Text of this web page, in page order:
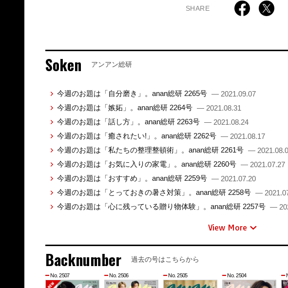
SHARE
Soken アンアン総研
今週のお題は「自分磨き」。anan総研 2265号 — 2021.09.07
今週のお題は「嫉妬」。anan総研 2264号 — 2021.08.31
今週のお題は「話し方」。anan総研 2263号 — 2021.08.24
今週のお題は「癒されたい!」。anan総研 2262号 — 2021.08.17
今週のお題は「私たちの整理整頓術」。anan総研 2261号 —
今週のお題は「お気に入りの家電」。anan総研 2260号 — 2021.07.27
今週のお題は「おすすめ」。anan総研 2259号 — 2021.07.20
今週のお題は「とっておきの暑さ対策」。anan総研 2258号 —
今週のお題は「心に残っている贈り物体験」。anan総研 2257号 —
View More
Backnumber 過去の号はこちらから
No. 2507 No. 2506 No. 2505 No. 2504